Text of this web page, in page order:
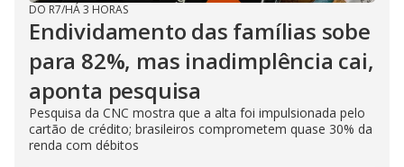
DO R7/HÁ 3 HORAS
Endividamento das famílias sobe
para 82%, mas inadimplência cai,
aponta pesquisa
Pesquisa da CNC mostra que a alta foi impulsionada pelo
cartão de crédito; brasileiros comprometem quase 30% da
renda com débitos